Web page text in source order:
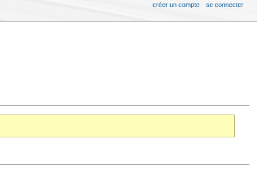
créer un compte se connecter